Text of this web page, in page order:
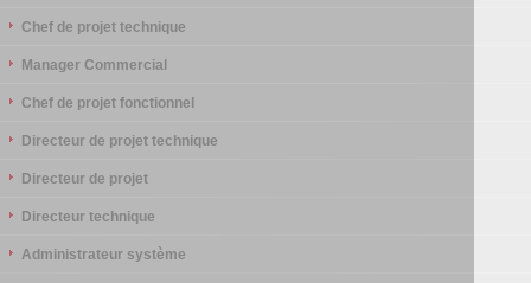
Chef de projet technique
Manager Commercial
Chef de projet fonctionnel
Directeur de projet technique
Directeur de projet
Directeur technique
Administrateur système